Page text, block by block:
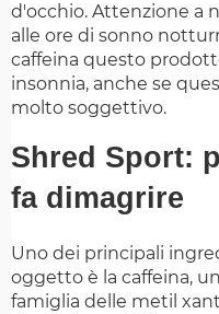
d'occhio. Attenzione a
alle ore di sonno
caffeina questo
insonnia, anche se
molto soggettivo.
Shred Sport:
fa dimagrire
Uno dei principali
oggetto è la caffeina,
famiglia delle metil